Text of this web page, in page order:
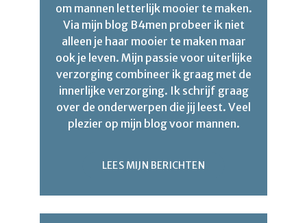
om mannen letterlijk mooier te maken.
Via mijn blog B4men probeer ik niet
alleen je haar mooier te maken maar
ook je leven. Mijn passie voor uiterlijke
verzorging combineer ik graag met de
innerlijke verzorging. Ik schrijf graag
over de onderwerpen die jij leest. Veel
plezier op mijn blog voor mannen.
LEES MIJN BERICHTEN